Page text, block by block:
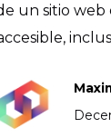
un sitio web